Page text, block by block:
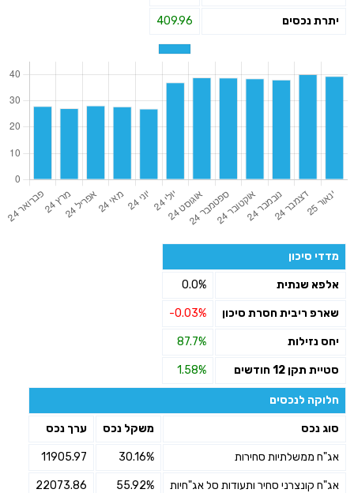
יתרת נכסים 409.96
מדדי סיכון
אלפא שנתית 0.0%
שארפ ריבית חסרת סיכון -0.03%
יחס נזילות 87.7%
סטיית תקן 12 חודשים 1.58%
חלוקה לנכסים
סוג נכס משקל נכס ערך נכס
אג"ח ממשלתיות סחירות 30.16%
11905.97
אג"ח קונצרני סחיר ותעודות סל אג"חיות 55.92%
22073.86